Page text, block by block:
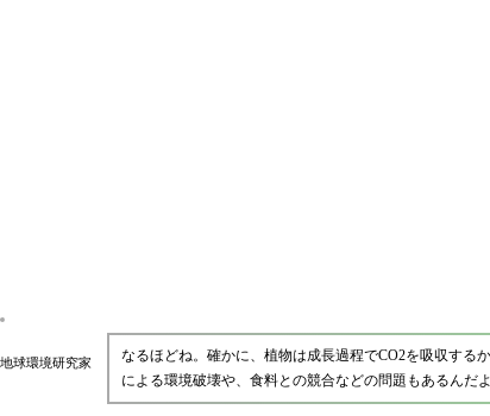
地球環境研究家
なるほどね。確かに、植物は成長過程でCO2を吸収する
による環境破壊や、食料との競合などの問題もあるんだよ